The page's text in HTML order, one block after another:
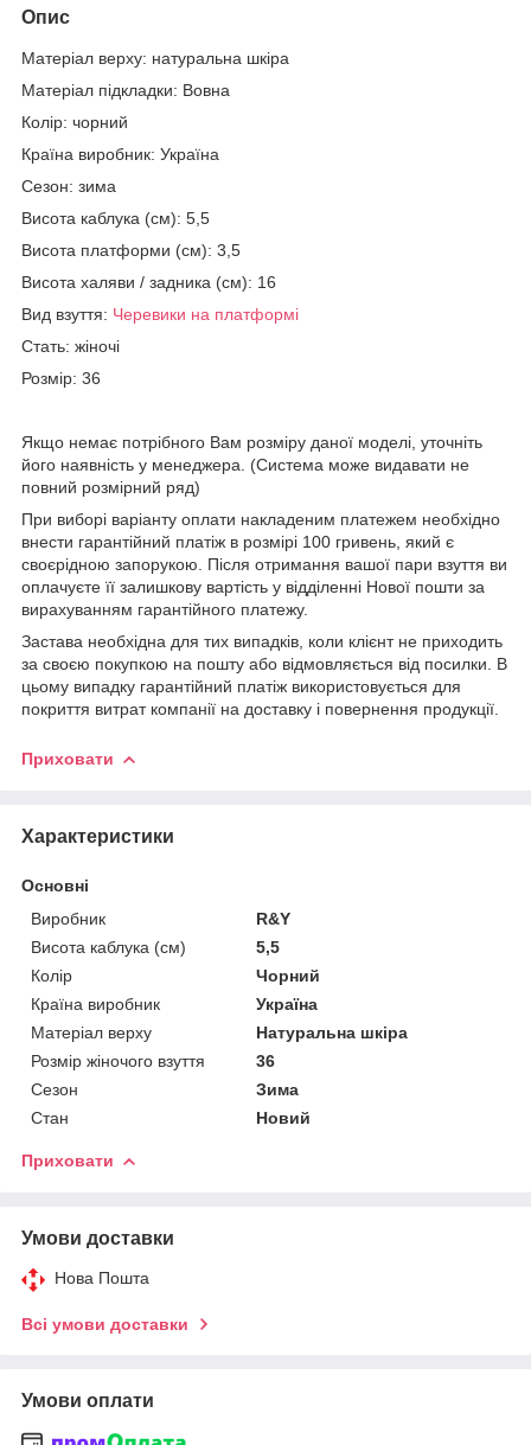
Опис
Матеріал верху: натуральна шкіра
Матеріал підкладки: Вовна
Колір: чорний
Країна виробник: Україна
Сезон: зима
Висота каблука (см): 5,5
Висота платформи (см): 3,5
Висота халяви / задника (см): 16
Вид взуття: Черевики на платформі
Стать: жіночі
Розмір: 36
Якщо немає потрібного Вам розміру даної моделі, уточніть
його наявність у менеджера. (Система може видавати не
повний розмірний ряд)
При виборі варіанту оплати накладеним платежем необхідно
внести гарантійний платіж в розмірі 100 гривень, який є
своєрідною запорукою. Після отримання вашої пари взуття ви
оплачуєте її залишкову вартість у відділенні Нової пошти за
вирахуванням гарантійного платежу.
Застава необхідна для тих випадків, коли клієнт не приходить
за своєю покупкою на пошту або відмовляється від посилки. В
цьому випадку гарантійний платіж використовується для
покриття витрат компанії на доставку і повернення продукції.
Приховати
Характеристики
Основні
Виробник
R&Y
Висота каблука (см)
5,5
Колір
Чорний
Країна виробник
Україна
Матеріал верху
Натуральна шкіра
Розмір жіночого взуття
36
Сезон
Зима
Стан
Новий
Приховати
Умови доставки
Нова Пошта
Всі умови доставки
Умови оплати